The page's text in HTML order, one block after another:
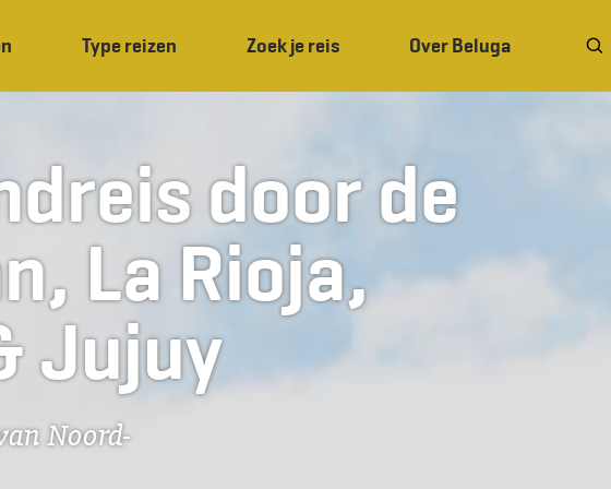
Type reizen Zoek je reis Over Beluga
door de
La Rioja,
Jujuy
Noord-